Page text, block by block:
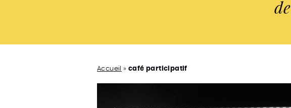
Accueil »café participatif